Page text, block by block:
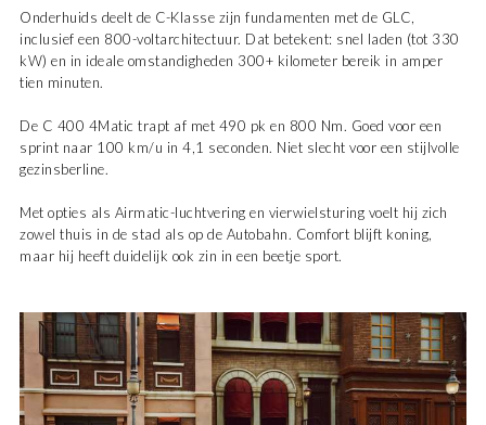
Onderhuids deelt de C-Klasse zijn fundamenten met de GLC,
inclusief een 800-voltarchitectuur. Dat betekent: snel laden (tot 330
kW) en in ideale omstandigheden 300+ kilometer bereik in amper
tien minuten.
De C 400 4Matic trapt af met 490 pk en 800 Nm. Goed voor een
sprint naar 100 km/u in 4,1 seconden. Niet slecht voor een stijlvolle
gezinsberline.
Met opties als Airmatic-luchtvering en vierwielsturing voelt hij zich
zowel thuis in de stad als op de Autobahn. Comfort blijft koning,
maar hij heeft duidelijk ook zin in een beetje sport.